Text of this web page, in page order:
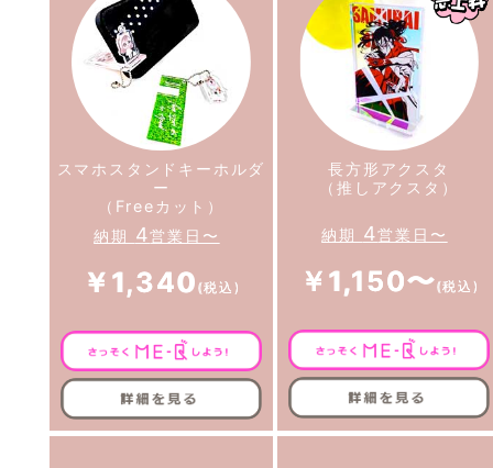
スマホスタンドキーホルダ
ー
（Freeカット）
納期 4営業日〜
￥1,340
長方形アクスタ
（推しアクスタ）
納期 4営業日〜
￥1,150〜